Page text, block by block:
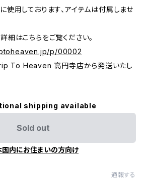
使用しております、アイテムは付属しませ
細はこちらをご覧ください。
p/00002
To Heaven 高円寺店から発送いたし
shipping available
Sold out
国内にお住まいの方向け
通報する